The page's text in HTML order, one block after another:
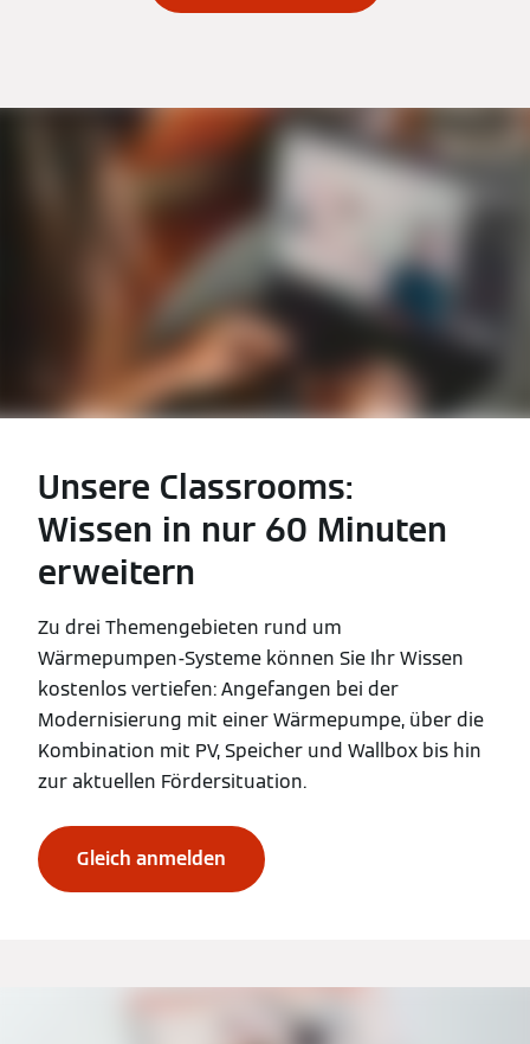
Unsere Classrooms:
Wissen in nur 60 Minuten
erweitern
Zu drei Themengebieten rund um
Wärmepumpen-Systeme können Sie Ihr Wissen
kostenlos vertiefen: Angefangen bei der
Modernisierung mit einer Wärmepumpe, über die
Kombination mit PV, Speicher und Wallbox bis hin
zur aktuellen Fördersituation.
Gleich anmelden